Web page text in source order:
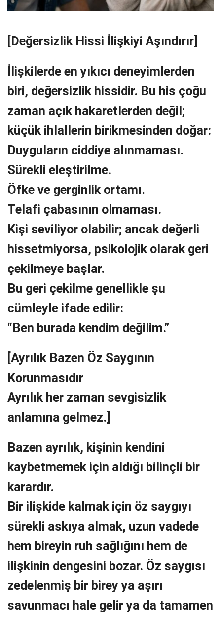
[Değersizlik Hissi İlişkiyi Aşındırır]
İlişkilerde en yıkıcı deneyimlerden
biri, değersizlik hissidir. Bu his çoğu
zaman açık hakaretlerden değil;
küçük ihlallerin birikmesinden doğar:
Duyguların ciddiye alınmaması.
Sürekli eleştirilme.
Öfke ve gerginlik ortamı.
Telafi çabasının olmaması.
Kişi seviliyor olabilir; ancak değerli
hissetmiyorsa, psikolojik olarak geri
çekilmeye başlar.
Bu geri çekilme genellikle şu
cümleyle ifade edilir:
“Ben burada kendim değilim.”
[Ayrılık Bazen Öz Saygının
Korunmasıdır
Ayrılık her zaman sevgisizlik
anlamına gelmez.]
Bazen ayrılık, kişinin kendini
kaybetmemek için aldığı bilinçli bir
karardır.
Bir ilişkide kalmak için öz saygıyı
sürekli askıya almak, uzun vadede
hem bireyin ruh sağlığını hem de
ilişkinin dengesini bozar. Öz saygısı
zedelenmiş bir birey ya aşırı
savunmacı hale gelir ya da tamamen